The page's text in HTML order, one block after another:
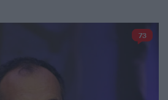
73